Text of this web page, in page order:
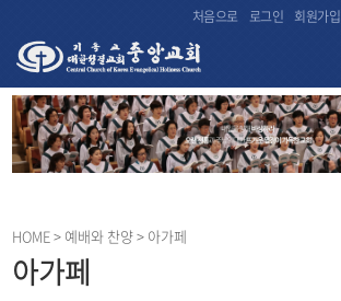
처음으로 로그인 회원가입
HOME> 예배와 찬양 > 아가페
아가페